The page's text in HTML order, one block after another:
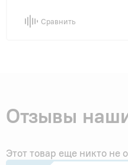
Сравнить
Отзывы
Этот товар еще никто не